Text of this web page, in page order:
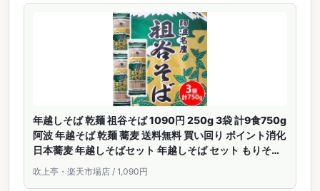
年越しそば 乾麺 祖谷そば 1090円 250g 3袋 計9食750g
阿波 年越そば 乾麺 蕎麦 送料無料 買い回り ポイント消化
日本蕎麦 年越しそばセット 年越しそば セット もりそば
ざるそば 徳島 岡本製麺の祖谷そば iyasoba 売れ筋 お
すすめ【祖谷そば 3袋】
吹上亭・楽天市場店 / 1,090円